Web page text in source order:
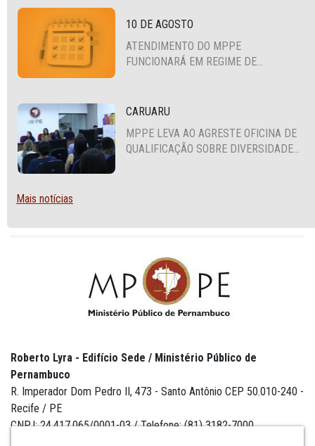
10 DE AGOSTO
ATENDIMENTO DO MPPE
FUNCIONARÁ EM REGIME DE
CARUARU
MPPE LEVA AO AGRESTE OFICINA DE
QUALIFICAÇÃO SOBRE DIVERSIDADE
Mais notícias
Roberto Lyra - Edifício Sede / Ministério Público de
Pernambuco
R. Imperador Dom Pedro II, 473 - Santo Antônio CEP 50.010-240 -
Recife / PE
CNPJ: 24.417.065/0001-03 / Telefone: (81) 3182-7000